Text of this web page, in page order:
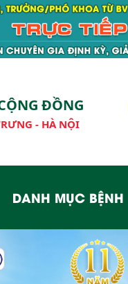
ĐỒNG
- HÀ NỘI
DANH MỤC BỆNH